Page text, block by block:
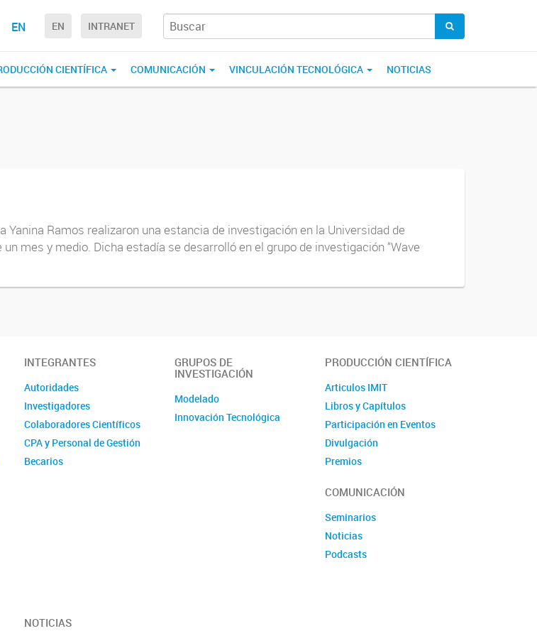
EN EN INTRANET
CIENTÍFICA COMUNICACIÓN VINCULACIÓN TECNOLÓGICA NOTICIAS
Ramos realizaron una estancia de investigación en la Universidad de
mes y medio. Dicha estadía se desarrolló en el grupo de investigación “Wave
INTEGRANTES
Autoridades
Investigadores
Colaboradores Científicos
CPA y Personal de Gestión
Becarios
GRUPOS DE
INVESTIGACIÓN
Modelado
Innovación Tecnológica
PRODUCCIÓN CIENTÍFICA
Articulos IMIT
Libros y Capítulos
Participación en Eventos
Divulgación
Premios
COMUNICACIÓN
Seminarios
Noticias
Podcasts
NOTICIAS